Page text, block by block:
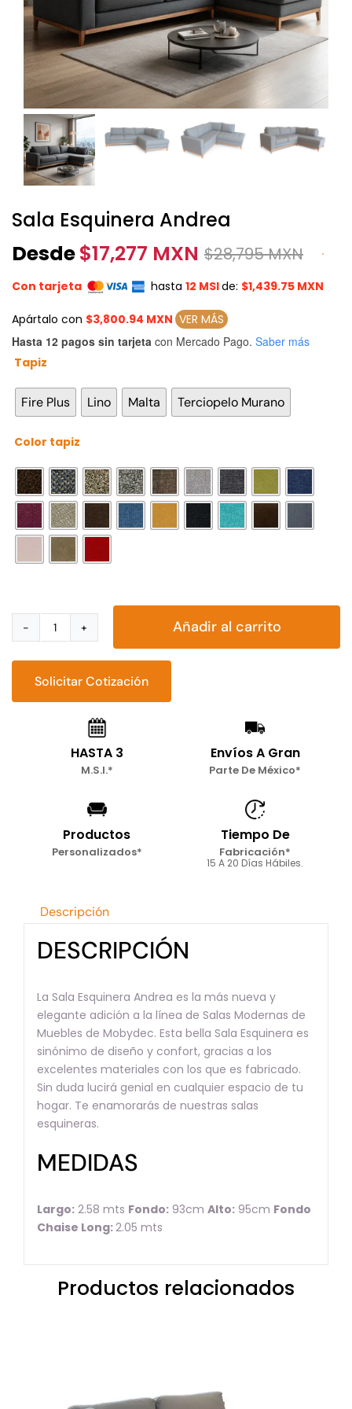
Sala Esquinera Andrea
Desde$17,277 MXN $28,795 MXN
Con tarjeta hasta 12 MSIde: $1,439.75 MXN
Apártalo con $3,800.94 MXN VER MÁS
Hasta 12 pagos sin tarjeta con Mercado Pago. Saber más
Tapiz
Fire Plus Lino Malta Terciopelo Murano
Color tapiz
Sala
Esquinera
Andrea
cantidad
Añadir al carrito
Solicitar Cotización
HASTA 3
M.S.I.*
Envíos A Gran
Parte De México*
Productos
Personalizados*
Tiempo De
Fabricación*
15 A 20 Días Hábiles.
Descripción
DESCRIPCIÓN
La Sala Esquinera Andrea es la más nueva y
elegante adición a la línea de Salas Modernas de
Muebles de Mobydec. Esta bella Sala Esquinera es
sinónimo de diseño y confort, gracias a los
excelentes materiales con los que es fabricado.
Sin duda lucirá genial en cualquier espacio de tu
hogar. Te enamorarás de nuestras salas
esquineras.
MEDIDAS
Largo:2.58 mts Fondo:93cm Alto:95cm Fondo
Chaise Long:2.05 mts
Productos relacionados